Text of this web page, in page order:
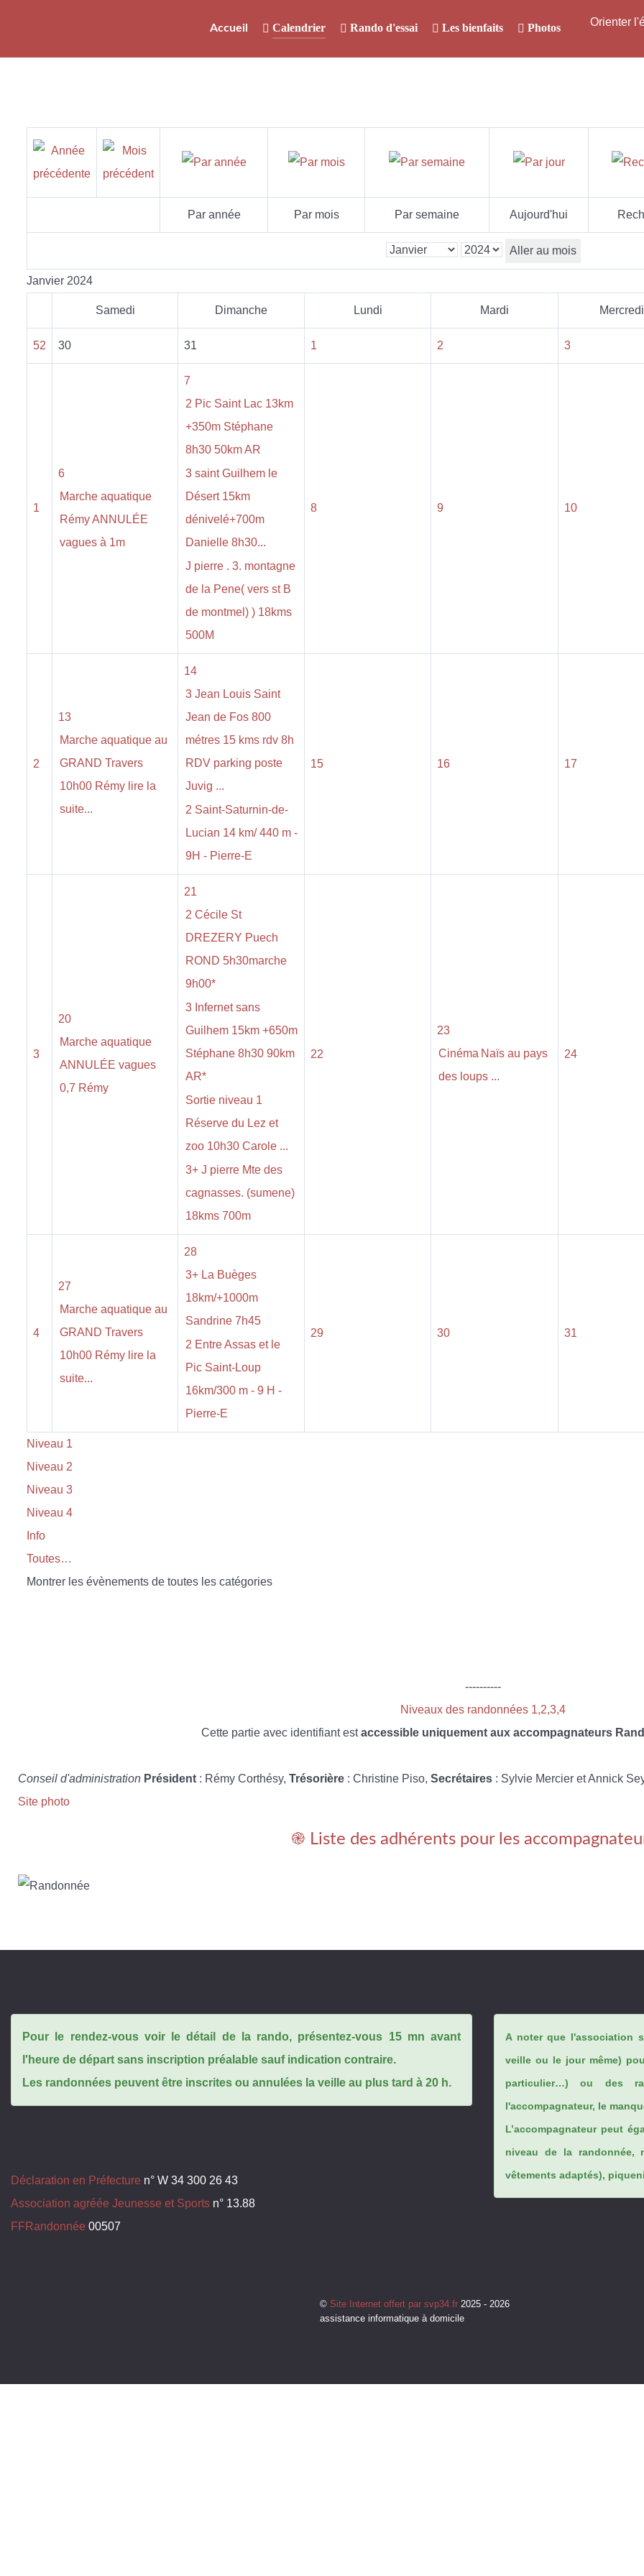
Accueil Calendrier Rando d'essai Les bienfaits Photos Orienter
Par année Par mois Par semaine Aujourd'hui
Aller au mois
Janvier 2024
Samedi Dimanche Lundi Mardi Mercredi
52 30 31 1 2 3
1
6
Marche aquatique
Rémy ANNULÉE
vagues à 1m
7
2 Pic Saint Lac 13km
+350m Stéphane
8h30 50km AR
3 saint Guilhem le
Désert 15km
dénivelé+700m
Danielle 8h30...
J pierre . 3. montagne
de la Pene( vers st B
de montmel) ) 18kms
500M
8 9 10
2
13
Marche aquatique au
GRAND Travers
10h00 Rémy lire la
suite...
14
3 Jean Louis Saint
Jean de Fos 800
métres 15 kms rdv 8h
RDV parking poste
Juvig ...
2 Saint-Saturnin-de-
Lucian 14 km/ 440 m -
9H - Pierre-E
15 16 17
3
20
Marche aquatique
ANNULÉE vagues
0,7 Rémy
21
2 Cécile St
DREZERY Puech
ROND 5h30marche
9h00*
3 Infernet sans
Guilhem 15km +650m
Stéphane 8h30 90km
AR*
Sortie niveau 1
Réserve du Lez et
zoo 10h30 Carole ...
3+ J pierre Mte des
cagnasses. (sumene)
18kms 700m
22
23
Cinéma Naïs au pays
des loups ...
24
4
27
Marche aquatique au
GRAND Travers
10h00 Rémy lire la
suite...
28
3+ La Buèges
18km/+1000m
Sandrine 7h45
2 Entre Assas et le
Pic Saint-Loup
16km/300 m - 9 H -
Pierre-E
29 30 31
Niveau 1
Niveau 2
Niveau 3
Niveau 4
Info
Toutes…
Montrer les évènements de toutes les catégories
----------
Niveaux des randonnées 1,2,3,4
Cette partie avec identifiant estaccessible uniquement aux accompagnateurs
Conseil d'administration Président : Rémy Corthésy, Trésorière : Christine Piso, Secrétaires : Sylvie Mercier et Annick
Site photo
֎ Liste des adhérents pour les
Pour le rendez-vous voir le détail de la rando, présentez-vous 15 mn avant
l'heure de départ sans inscription préalable sauf indication contraire.
Les randonnées peuvent être inscrites ou annulées la veille au plus tard à 20 h.
Déclaration en Préfecture n° W 34 300 26 43
Association agréée Jeunesse et Sports n° 13.88
FFRandonnée 00507
A noter que l'association
veille ou le jour même)
particulier…) ou des
l'accompagnateur, le
L’accompagnateur peut
niveau de la randonnée,
vêtements adaptés),
© Site Internet offert par svp34.fr 2025 - 2026
assistance informatique à domicile